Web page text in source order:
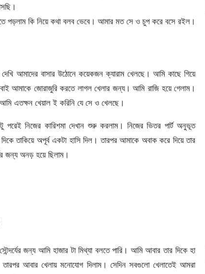
পড়লাম কি নিয়ে কথা বলব ভেবে। আমার মত সে ও চুপ করে বসে রইল।
আমাদের বাসার উঠোনে কয়েকজন ক্যারাম খেলছে। আমি কাছে গিয়ে
আমাকে জোরাজুরি করতে লাগল খেলার জন্য। আমি রাজি হয়ে গেলাম।
আমি এতক্ষন খেয়াল ই করিনি যে সে ও খেলছে।
নিজের কারিশমা দেখান শুরু করলাম। নিজের ভিতর পার্ট অনুভূত
তাকিয়ে অপূর্ব একটা হাসি দিল। তারপর আমাকে অবাক করে দিয়ে তার
জন্য অনড় হয়ে ছিলাম।
জন্য আমি হাজার টা মিথ্যা বলতে পারি। আমি আবার তার দিকে হা
আবার খেলায় মনোযোগ দিলাম। সেদিন সবগুলো খেলাতেই আমরা